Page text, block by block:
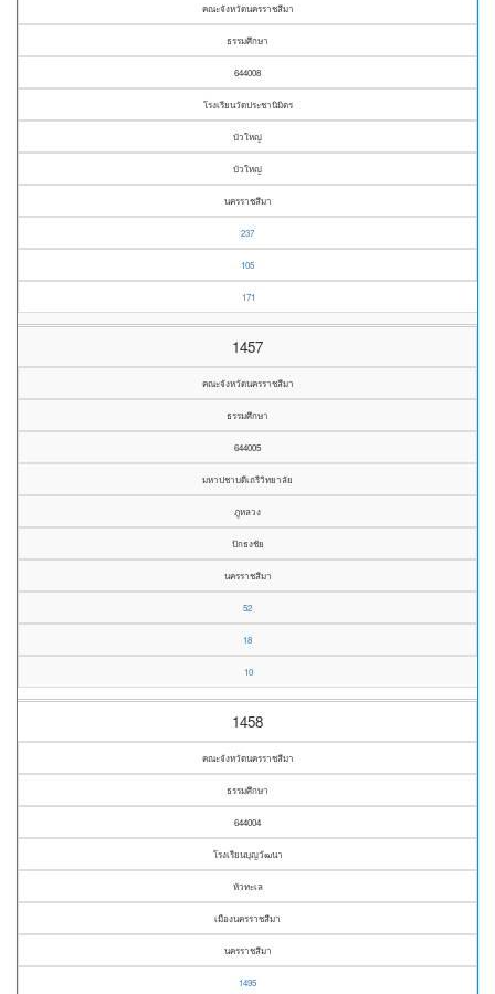
คณะจังหวัดนครราชสีมา
ธรรมศึกษา
644008
โรงเรียนวัดประชานิมิตร
บัวใหญ่
บัวใหญ่
นครราชสีมา
237
105
171
1457
คณะจังหวัดนครราชสีมา
ธรรมศึกษา
644005
มหาปชาบดีเถรีวิทยาลัย
ภูหลวง
ปักธงชัย
นครราชสีมา
52
18
10
1458
คณะจังหวัดนครราชสีมา
ธรรมศึกษา
644004
โรงเรียนบุญวัฒนา
หัวทะเล
เมืองนครราชสีมา
นครราชสีมา
1495